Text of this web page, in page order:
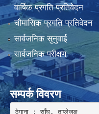
वार्षिक प्रगति प्रतिवेदन
चौमासिक प्रगति प्रतिवेदन
सार्वजनिक सुनुवाई
सार्वजनिक परीक्षण
सम्पर्क विवरण
ठेगाना : साँघु, ताप्लेजुङ